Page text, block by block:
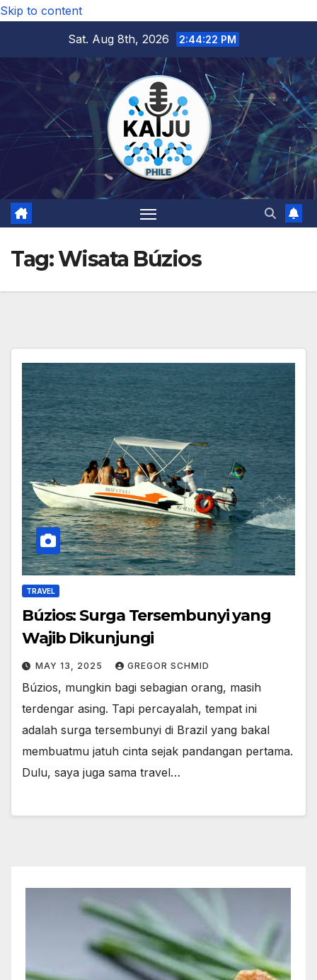
Skip to content
Sat. Aug 8th, 2026
2:44:22 PM
Tag:Wisata Búzios
TRAVEL
Búzios: Surga Tersembunyi yang
Wajib Dikunjungi
MAY 13, 2025 GREGOR SCHMID
Búzios, mungkin bagi sebagian orang, masih
terdengar asing. Tapi percayalah, tempat ini
adalah surga tersembunyi di Brazil yang bakal
membuatmu jatuh cinta sejak pandangan pertama.
Dulu, saya juga sama travel…